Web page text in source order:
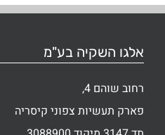
אלגו השקיה בע"מ
רחוב שוהם 4,
פארק תעשיות צפוני קיסריה